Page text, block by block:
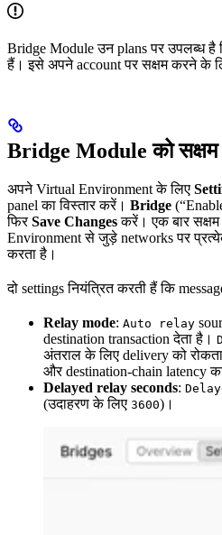
Bridge Module उन plans पर उपलब्ध है
हैं। इसे अपने account पर सक्षम करने के
Bridge Module को सक्षम
अपने Virtual Environment के लिए
panel का विस्तार करें। Bridge
फिरSave Changesकरें। एक बार
Environment से जुड़े networks पर
करता है।
दो settings नियंत्रित करती हैं कि
Relay mode: Auto relay
destination transaction देता है।
अंतराल के लिए delivery को
और destination-chain latency
Delayed relay seconds:
(उदाहरण के लिए 3600)।